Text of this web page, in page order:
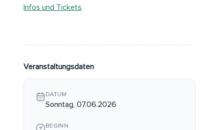
Infos und Tickets
Veranstaltungsdaten
DATUM
Sonntag, 07.06.2026
BEGINN